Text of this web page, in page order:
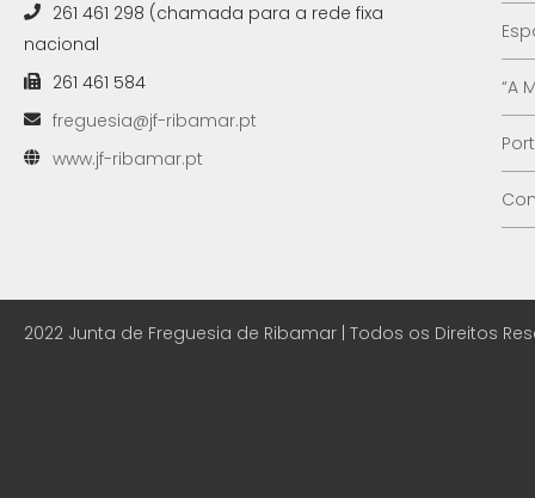
261 461 298 (chamada para a rede fixa
nacional
261 461 584
freguesia@jf-ribamar.pt
www.jf-ribamar.pt
“A
2022 Junta de Freguesia de Ribamar | Todos os Direitos